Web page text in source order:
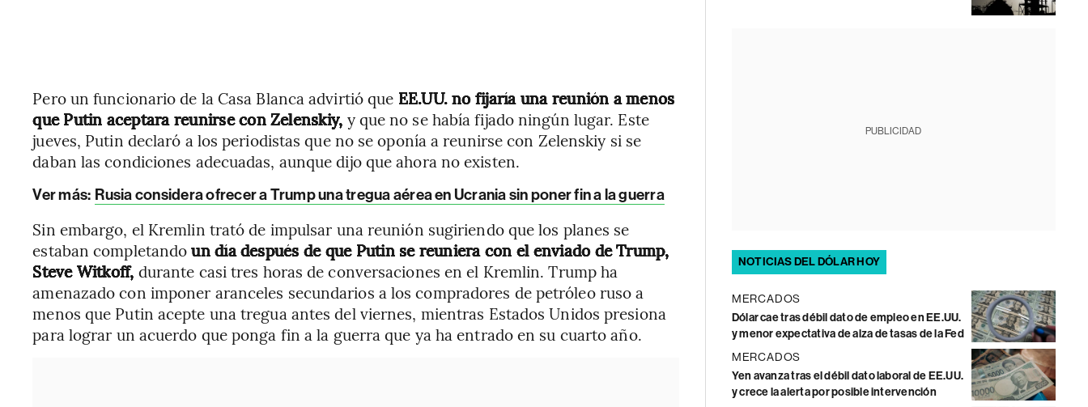
Pero un funcionario de la Casa Blanca advirtió que EE.UU. no fijaría una reunión a menos
que Putin aceptara reunirse con Zelenskiy, y que no se había fijado ningún lugar. Este
jueves, Putin declaró a los periodistas que no se oponía a reunirse con Zelenskiy si se
daban las condiciones adecuadas, aunque dijo que ahora no existen.
Ver más: Rusia considera ofrecer a Trump una tregua aérea en Ucrania sin poner fin a la guerra
Sin embargo, el Kremlin trató de impulsar una reunión sugiriendo que los planes se
estaban completandoun día después de que Putin se reuniera con el enviado de Trump,
Steve Witkoff, durante casi tres horas de conversaciones en el Kremlin. Trump ha
amenazado con imponer aranceles secundarios a los compradores de petróleo ruso a
menos que Putin acepte una tregua antes del viernes, mientras Estados Unidos presiona
para lograr un acuerdo que ponga fin a la guerra que ya ha entrado en su cuarto año.
PUBLICIDAD
NOTICIAS DEL DÓLAR HOY
MERCADOS
Dólar cae tras débil dato de empleo en EE.UU.
y menor expectativa de alza de tasas de la Fed
MERCADOS
Yen avanza tras el débil dato laboral de EE.UU.
y crece la alerta por posible intervención